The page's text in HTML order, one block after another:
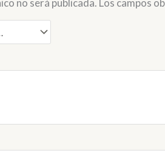
no será publicada. Los campos